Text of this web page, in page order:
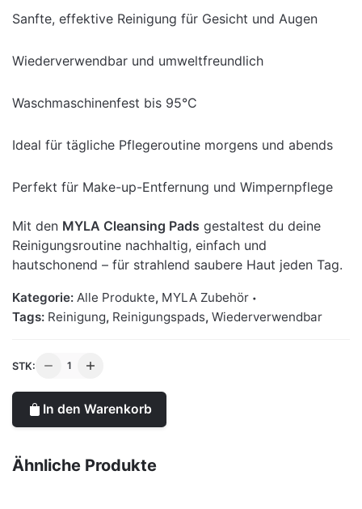
Sanfte, effektive Reinigung für Gesicht und Augen
Wiederverwendbar und umweltfreundlich
Waschmaschinenfest bis 95°C
Ideal für tägliche Pflegeroutine morgens und abends
Perfekt für Make-up-Entfernung und Wimpernpflege
Mit den MYLA Cleansing Pads gestaltest du deine
Reinigungsroutine nachhaltig, einfach und
hautschonend – für strahlend saubere Haut jeden Tag.
Kategorie: Alle Produkte, MYLA Zubehör
Tags: Reinigung, Reinigungspads, Wiederverwendbar
STK:
MYLA
Pads
Menge
In den Warenkorb
Ähnliche Produkte